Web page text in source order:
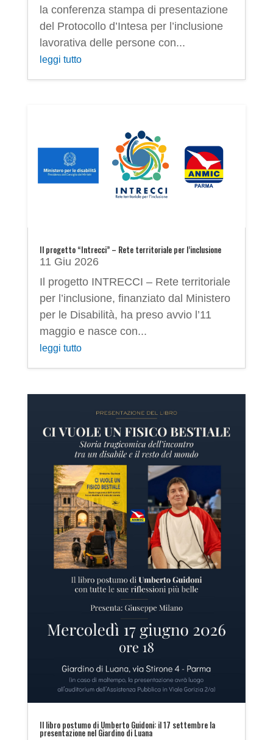
la conferenza stampa di presentazione
del Protocollo d’Intesa per l’inclusione
lavorativa delle persone con...
leggi tutto
Il progetto “Intrecci” – Rete territoriale per l’inclusione
11 Giu 2026
Il progetto INTRECCI – Rete territoriale
per l’inclusione, finanziato dal Ministero
per le Disabilità, ha preso avvio l’11
maggio e nasce con...
leggi tutto
Il libro postumo di Umberto Guidoni: il 17 settembre la
presentazione nel Giardino di Luana